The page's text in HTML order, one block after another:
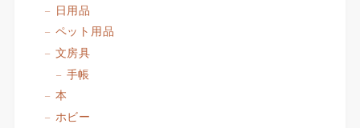
日用品
ペット用品
文房具
手帳
本
ホビー